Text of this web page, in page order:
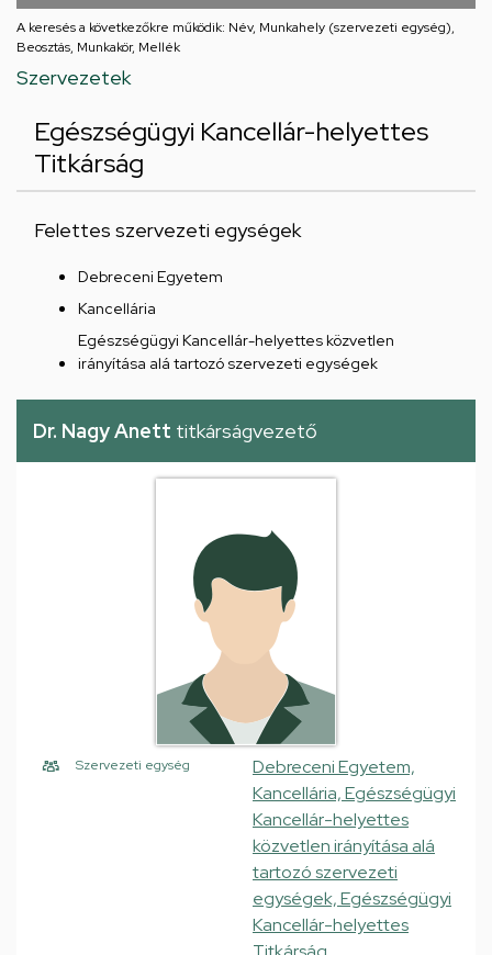
A keresés a következőkre működik: Név, Munkahely (szervezeti egység),
Beosztás, Munkakör, Mellék
Szervezetek
Egészségügyi Kancellár-helyettes
Titkárság
Felettes szervezeti egységek
Debreceni Egyetem
Kancellária
Egészségügyi Kancellár-helyettes közvetlen
irányítása alá tartozó szervezeti egységek
Dr. Nagy Anett titkárságvezető
Szervezeti egység
Debreceni Egyetem,
Kancellária, Egészségügyi
Kancellár-helyettes
közvetlen irányítása alá
tartozó szervezeti
egységek, Egészségügyi
Kancellár-helyettes